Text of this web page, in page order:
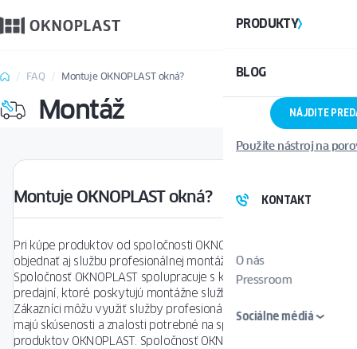
PRODUKTY
BLOG
NÁJDITE
Použite nástroj na
KONTAKT
O nás
Pressroom
Sociálne médiá
FAQ Montuje OKNOPLAST okná?
Montáž
Montuje OKNOPLAST okná?
Pri kúpe produktov od spoločnosti OKNOPLAST si môžete
objednať aj službu profesionálnej montáže na území Slovenska.
Spoločnosť OKNOPLAST spolupracuje s kvalifikovanou sieťou
predajní, ktoré poskytujú montážne služby vo svojom okolí.
Zákazníci môžu využiť služby profesionálnych montérov, ktorí
majú skúsenosti a znalosti potrebné na správnu inštaláciu
produktov OKNOPLAST. Spoločnosť OKNOPLAST navyše